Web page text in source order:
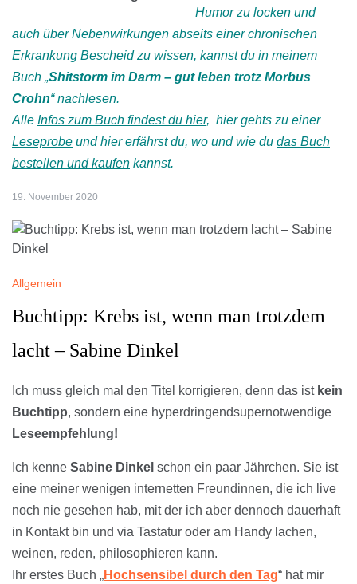
Humor zu locken und
auch über Nebenwirkungen abseits einer chronischen
Erkrankung Bescheid zu wissen, kannst du in meinem
Buch „Shitstorm im Darm – gut leben trotz Morbus
Crohn“ nachlesen.
Alle Infos zum Buch findest du hier, hier gehts zu einer
Leseprobe und hier erfährst du, wo und wie du das Buch
bestellen und kaufen kannst.
19. November 2020
Allgemein
Buchtipp: Krebs ist, wenn man trotzdem
lacht – Sabine Dinkel
Ich muss gleich mal den Titel korrigieren, denn das ist kein
Buchtipp, sondern eine hyperdringendsupernotwendige
Leseempfehlung!
Ich kenne Sabine Dinkel schon ein paar Jährchen. Sie ist
eine meiner wenigen internetten Freundinnen, die ich live
noch nie gesehen hab, mit der ich aber dennoch dauerhaft
in Kontakt bin und via Tastatur oder am Handy lachen,
weinen, reden, philosophieren kann.
Ihr erstes Buch „Hochsensibel durch den Tag“ hat mir